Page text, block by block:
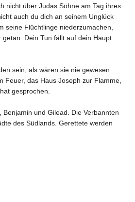
nicht über Judas Söhne am Tag ihres
auch du dich an seinem Unglück
seine Flüchtlinge niederzumachen,
Dein Tun fällt auf dein Haupt
sein, als wären sie nie gewesen.
Feuer, das Haus Joseph zur Flamme,
gesprochen.
und Gilead. Die Verbannten
des Südlands. Gerettete werden